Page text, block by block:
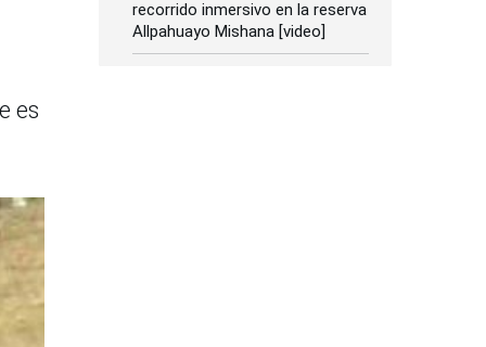
es
recorrido inmersivo en la reserva
Allpahuayo Mishana [video]